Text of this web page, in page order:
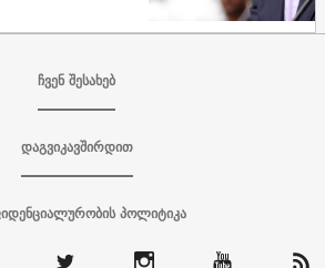
ჩვენ შესახებ
დაგვიკავშირდით
პოლიტიკა